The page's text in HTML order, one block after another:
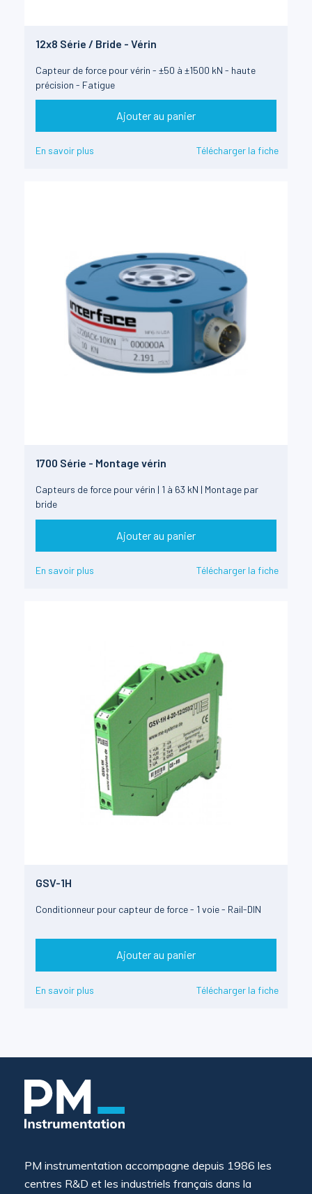
12x8 Série / Bride - Vérin
Capteur de force pour vérin - ±50 à ±1500 kN - haute
précision - Fatigue
Ajouter au panier
En savoir plus Télécharger la fiche
1700 Série - Montage vérin
Capteurs de force pour vérin | 1 à 63 kN | Montage par
bride
Ajouter au panier
En savoir plus Télécharger la fiche
GSV-1H
Conditionneur pour capteur de force - 1 voie - Rail-DIN
Ajouter au panier
En savoir plus Télécharger la fiche
PM instrumentation accompagne depuis 1986 les
centres R&D et les industriels français dans la